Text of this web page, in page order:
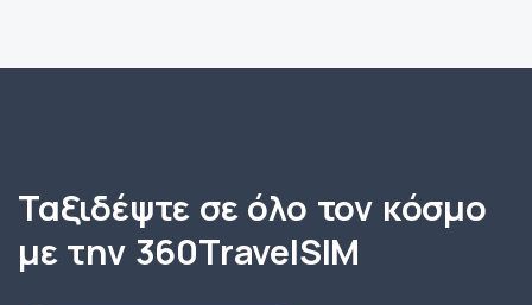
Ταξιδέψτε σε όλο τον κόσμο
με την 360TravelSIM